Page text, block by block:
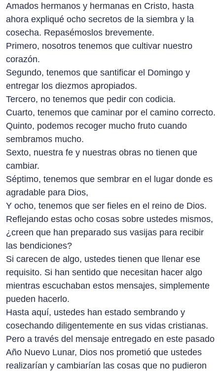
Amados hermanos y hermanas en Cristo, hasta
ahora expliqué ocho secretos de la siembra y la
cosecha. Repasémoslos brevemente.
Primero, nosotros tenemos que cultivar nuestro
corazón.
Segundo, tenemos que santificar el Domingo y
entregar los diezmos apropiados.
Tercero, no tenemos que pedir con codicia.
Cuarto, tenemos que caminar por el camino correcto.
Quinto, podemos recoger mucho fruto cuando
sembramos mucho.
Sexto, nuestra fe y nuestras obras no tienen que
cambiar.
Séptimo, tenemos que sembrar en el lugar donde es
agradable para Dios,
Y ocho, tenemos que ser fieles en el reino de Dios.
Reflejando estas ocho cosas sobre ustedes mismos,
¿creen que han preparado sus vasijas para recibir
las bendiciones?
Si carecen de algo, ustedes tienen que llenar ese
requisito. Si han sentido que necesitan hacer algo
mientras escuchaban estos mensajes, simplemente
pueden hacerlo.
Hasta aquí, ustedes han estado sembrando y
cosechando diligentemente en sus vidas cristianas.
Pero a través del mensaje entregado en este pasado
Año Nuevo Lunar, Dios nos prometió que ustedes
realizarían y cambiarían las cosas que no pudieron